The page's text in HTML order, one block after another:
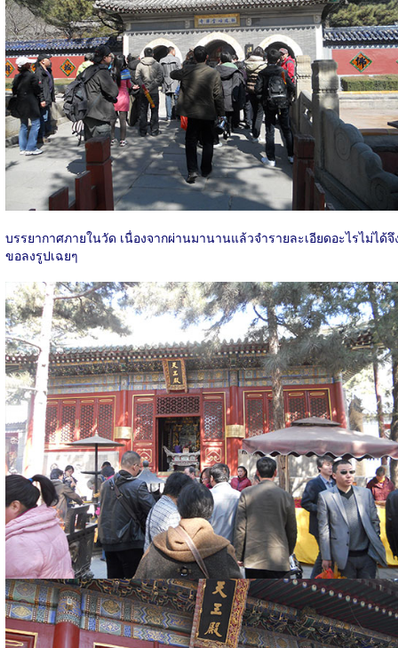
บรรยากาศภายในวัด เนื่องจากผ่านมานานแล้วจำรายละเอียดอะไรไม่ได้จึ
ขอลงรูปเฉยๆ